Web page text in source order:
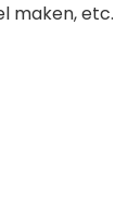
maken, etc.